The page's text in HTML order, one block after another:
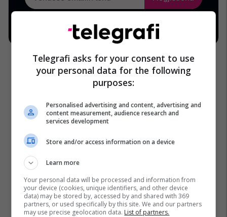
Yll Buleshkaj
Agjencia Për Parandalimin E Korrupsionit
Deklarimi I Pasurisë
Telegrafi asks for your consent to use
your personal data for the following
purposes:
Personalised advertising and content, advertising and
content measurement, audience research and
services development
Store and/or access information on a device
Learn more
Your personal data will be processed and information from
your device (cookies, unique identifiers, and other device
data) may be stored by, accessed by and shared with 369
partners, or used specifically by this site. We and our partners
may use precise geolocation data. List of partners.